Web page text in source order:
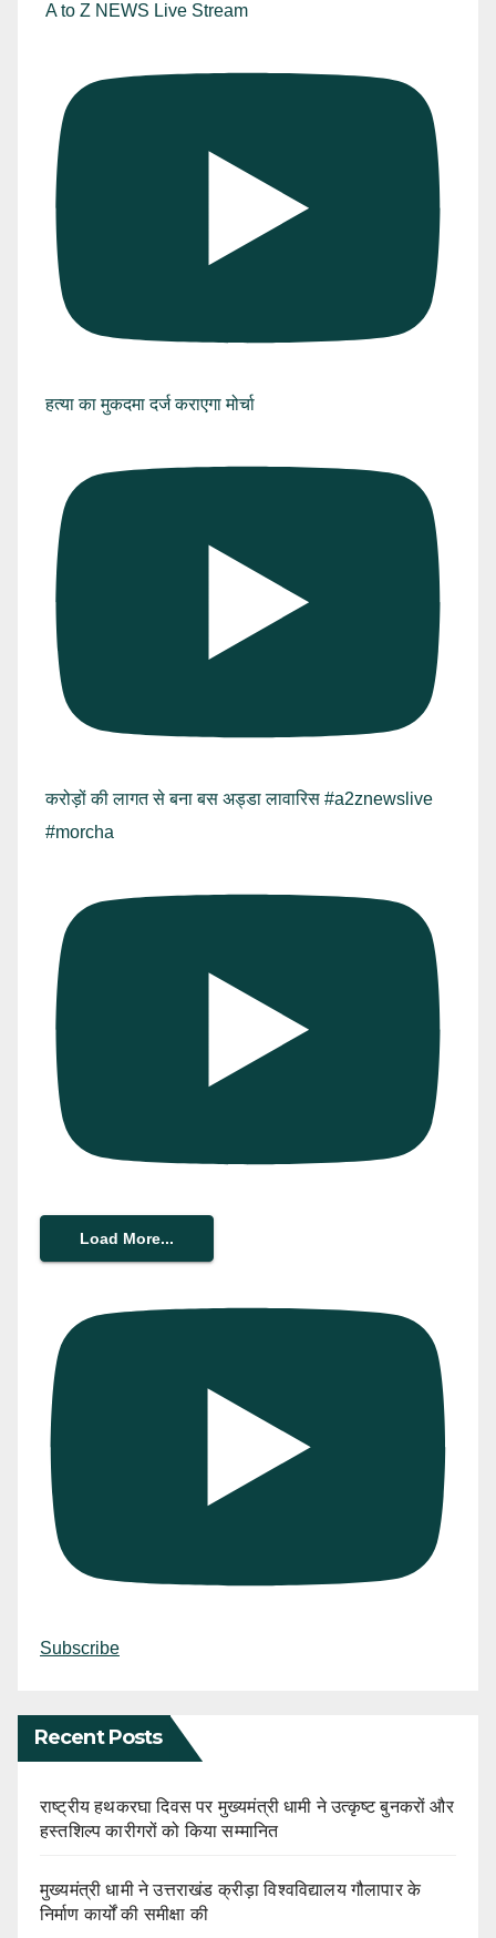
A to Z NEWS Live Stream
हत्या का मुकदमा दर्ज कराएगा मोर्चा
करोड़ों की लागत से बना बस अड्डा लावारिस #a2znewslive
#morcha
Load More...
Subscribe
Recent Posts
राष्ट्रीय हथकरघा दिवस पर मुख्यमंत्री धामी ने उत्कृष्ट बुनकरों और
हस्तशिल्प कारीगरों को किया सम्मानित
मुख्यमंत्री धामी ने उत्तराखंड क्रीड़ा विश्वविद्यालय गौलापार के
निर्माण कार्यों की समीक्षा की